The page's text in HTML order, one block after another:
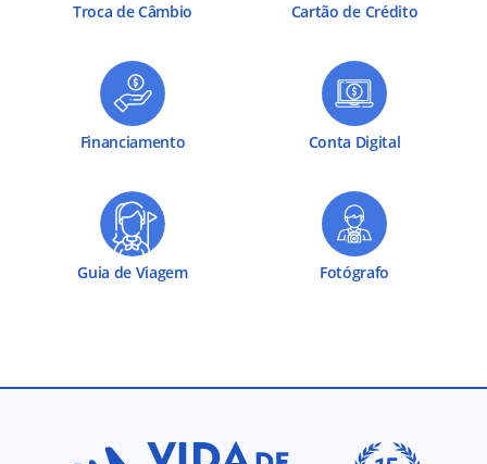
Troca de Câmbio Cartão de Crédito
Financiamento Conta Digital
Guia de Viagem Fotógrafo